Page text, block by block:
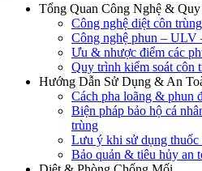
Tổng Quan Công Nghệ &
Công nghệ diệt côn
Công nghệ phun – ULV
Ưu & nhược điểm các
Quy trình kiểm soát côn
Hướng Dẫn Sử Dụng & An
Cách pha loãng & phun
Biện pháp bảo hộ cá
trùng
Lưu ý khi sử dụng thuốc
Bảo quản & tiêu hủy an